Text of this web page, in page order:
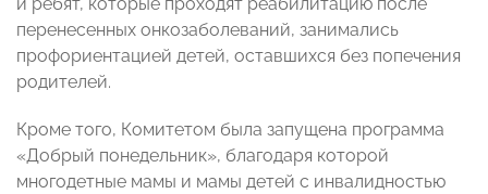
перенесенных онкозаболеваний, занимались
профориентацией детей, оставшихся без попечения
родителей.
Кроме того, Комитетом была запущена программа
«Добрый понедельник», благодаря которой
многодетные мамы и мамы детей с инвалидностью